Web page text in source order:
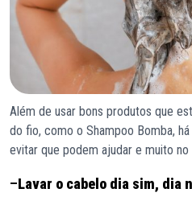
Além de usar bons produtos que
do fio, como o Shampoo Bomba,
evitar que podem ajudar e muito
–Lavar o cabelo dia sim, dia